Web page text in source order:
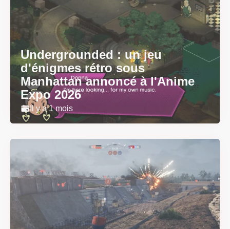
Undergrounded : un jeu
d'énigmes rétro sous
Manhattan annoncé à l'Anime
Expo 2026
Il y a 1 mois